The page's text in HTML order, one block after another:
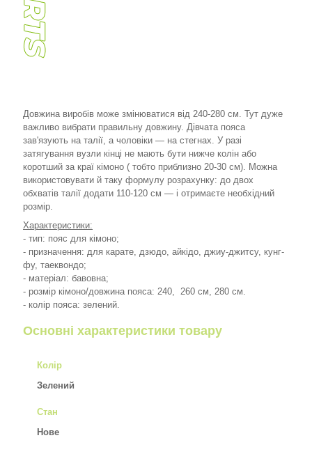
Довжина виробів може змінюватися від 240-280 см. Тут дуже
важливо вибрати правильну довжину. Дівчата пояса
зав'язують на талії, а чоловіки — на стегнах. У разі
затягування вузли кінці не мають бути нижче колін або
коротший за краї кімоно ( тобто приблизно 20-30 см). Можна
використовувати й таку формулу розрахунку: до двох
обхватів талії додати 110-120 см — і отримаєте необхідний
розмір.
Характеристики:
- тип: пояс для кімоно;
- призначення: для карате, дзюдо, айкідо, джиу-джитсу, кунг-
фу, таеквондо;
- матеріал: бавовна;
- розмір кімоно/довжина пояса: 240, 260 см, 280 см.
- колір пояса: зелений.
Основні характеристики товару
Колір
Зелений
Стан
Нове